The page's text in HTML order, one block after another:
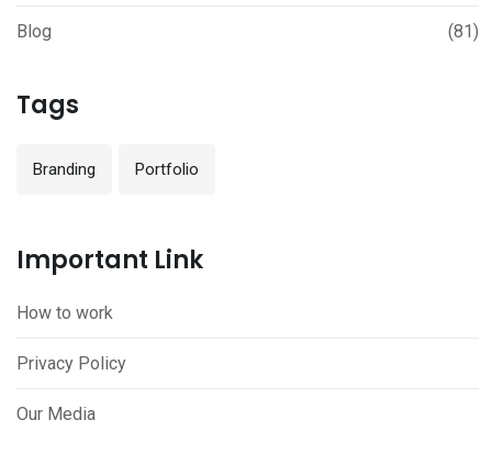
Blog (81)
Tags
Branding Portfolio
Important Link
How to work
Privacy Policy
Our Media